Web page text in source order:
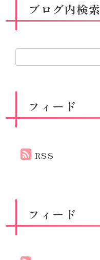
ブログ内検索
フィード
RSS
フィード